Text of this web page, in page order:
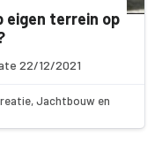
eigen terrein op
22/12/2021
Jachtbouw en